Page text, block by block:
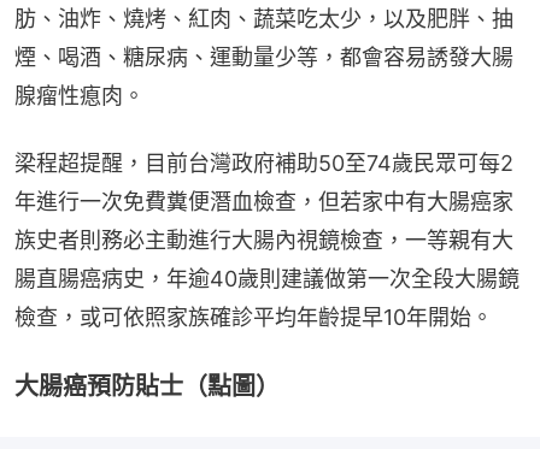
肪、油炸、燒烤、紅肉、蔬菜吃太少，以及肥胖、抽
煙、喝酒、糖尿病、運動量少等，都會容易誘發大腸
腺瘤性瘜肉。
梁程超提醒，目前台灣政府補助50至74歲民眾可每2
年進行一次免費糞便潛血檢查，但若家中有大腸癌家
族史者則務必主動進行大腸內視鏡檢查，一等親有大
腸直腸癌病史，年逾40歲則建議做第一次全段大腸鏡
檢查，或可依照家族確診平均年齡提早10年開始。
大腸癌預防貼士（點圖）